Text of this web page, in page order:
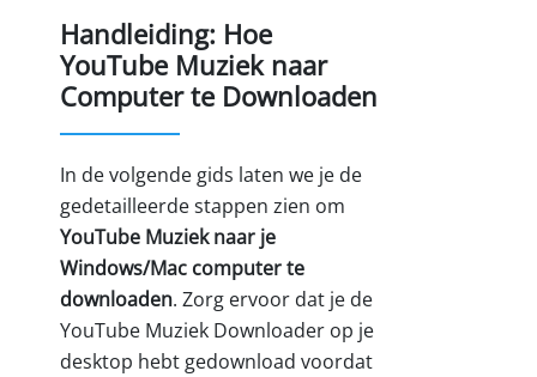
Handleiding: Hoe
YouTube Muziek naar
Computer te Downloaden
In de volgende gids laten we je de
gedetailleerde stappen zien om
YouTube Muziek naar je
Windows/Mac computer te
downloaden. Zorg ervoor dat je de
YouTube Muziek Downloader op je
desktop hebt gedownload voordat